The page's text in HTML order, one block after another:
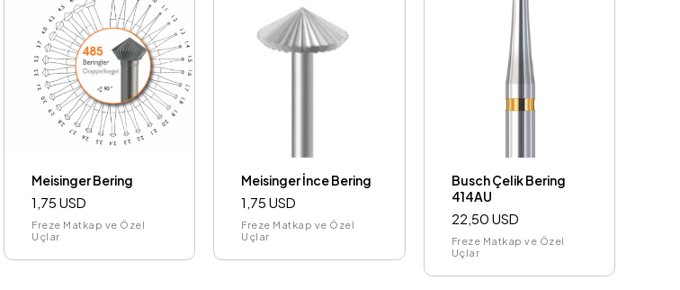
Meisinger Bering
1,75 USD
Freze Matkap ve Özel
Uçlar
Meisinger İnce Bering
1,75 USD
Freze Matkap ve Özel
Uçlar
Busch Çelik Bering
414AU
22,50 USD
Freze Matkap ve Özel
Uçlar